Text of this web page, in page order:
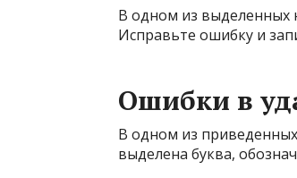
В одном из выделенных
Исправьте ошибку и
Ошибки в
В одном из
выделена буква,